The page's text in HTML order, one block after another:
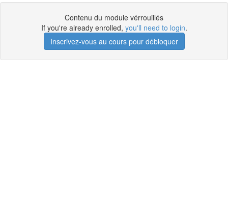
Contenu du module vérrouillés
If you're already enrolled, you'll need to login.
Inscrivez-vous au cours pour débloquer